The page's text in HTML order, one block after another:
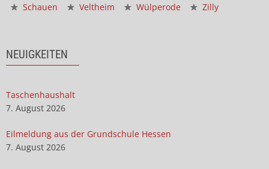
Schauen
Veltheim Wülperode Zilly
NEUIGKEITEN
Taschenhaushalt
7. August 2026
Eilmeldung aus der Grundschule Hessen
7. August 2026